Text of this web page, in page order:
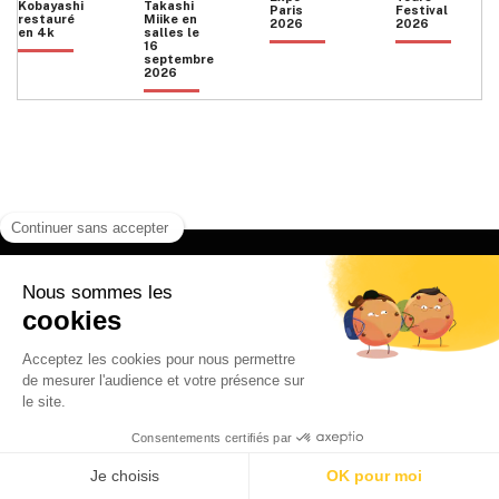
Kobayashi
restauré
en 4k
Takashi
Miike en
salles le
16
septembre
2026
Paris
2026
Festival
2026
Instagram
HOME QUI SOMMES NOUS
© 2026 Ilyfunet communication